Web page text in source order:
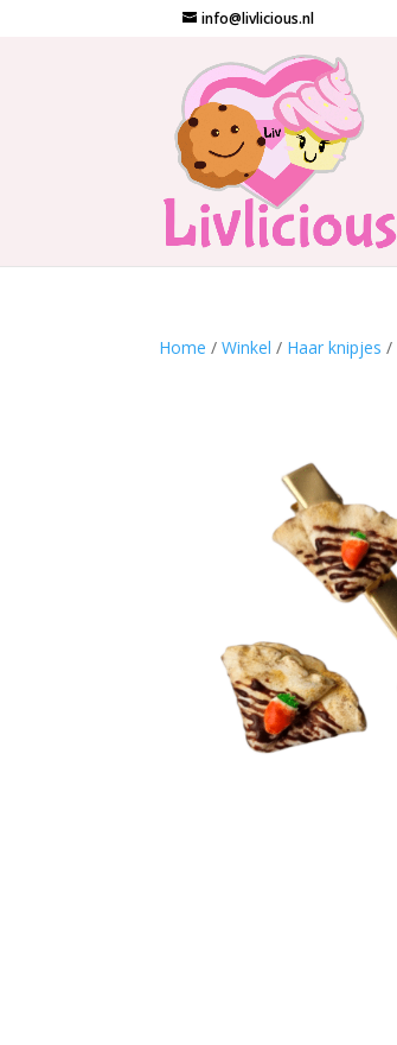
info@livlicious.nl
Home /Winkel / Haar knipjes /